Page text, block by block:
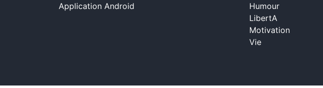
Application Android
Humour
LibertA
Motivation
Vie